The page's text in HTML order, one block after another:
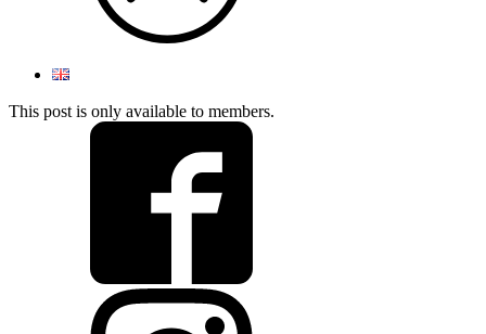
This post is only available to members.